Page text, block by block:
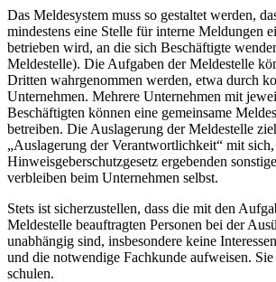
Das Meldesystem muss so gestaltet werden,
mindestens eine Stelle für interne Meldungen
betrieben wird, an die sich Beschäftigte
Meldestelle). Die Aufgaben der Meldestelle
Dritten wahrgenommen werden, etwa durch
Unternehmen. Mehrere Unternehmen mit
Beschäftigten können eine gemeinsame
betreiben. Die Auslagerung der Meldestelle
„Auslagerung der Verantwortlichkeit“ mit
Hinweisgeberschutzgesetz ergebenden
verbleiben beim Unternehmen selbst.
Stets ist sicherzustellen, dass die mit den
Meldestelle beauftragten Personen bei der
unabhängig sind, insbesondere keine
und die notwendige Fachkunde aufweisen. Sie
schulen.